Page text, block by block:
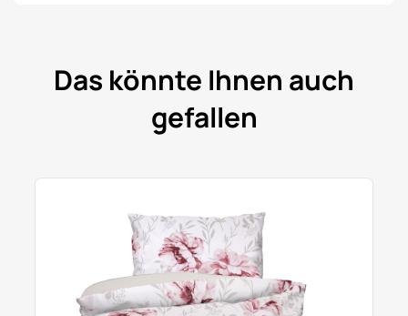
Das könnte Ihnen auch
gefallen